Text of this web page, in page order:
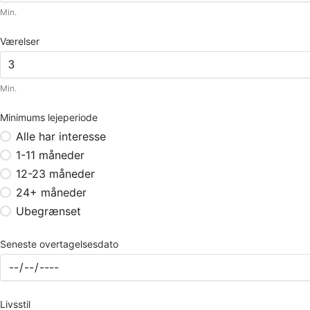
Min.
Værelser
Min.
Minimums lejeperiode
Alle har interesse
1-11 måneder
12-23 måneder
24+ måneder
Ubegrænset
Seneste overtagelsesdato
Livsstil